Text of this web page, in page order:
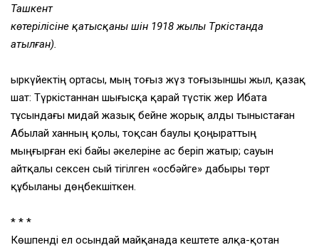
Ташкент
көтерілісіне қатысқаны үшін 1918 жылы Түркістанда
атылған).
Қыркүйектің ортасы, мың тоғыз жүз тоғызыншы жыл, қазақ
шат: Түркістаннан шығысқа қарай түстік жер Ибата
тұсындағы мидай жазық бейне жорық алды тыныстаған
Абылай ханның қолы, тоқсан баулы қоңыраттың
мыңғырған екі байы әкелеріне ас беріп жатыр; сауын
айтқалы сексен сый тігілген «Қосбәйге» дабыры төрт
құбыланы дөңбекшіткен.
* * *
Көшпенді ел осындай майқанада кештете алқа-қотан